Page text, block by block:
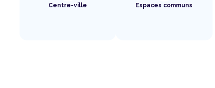
Centre-ville Espaces communs